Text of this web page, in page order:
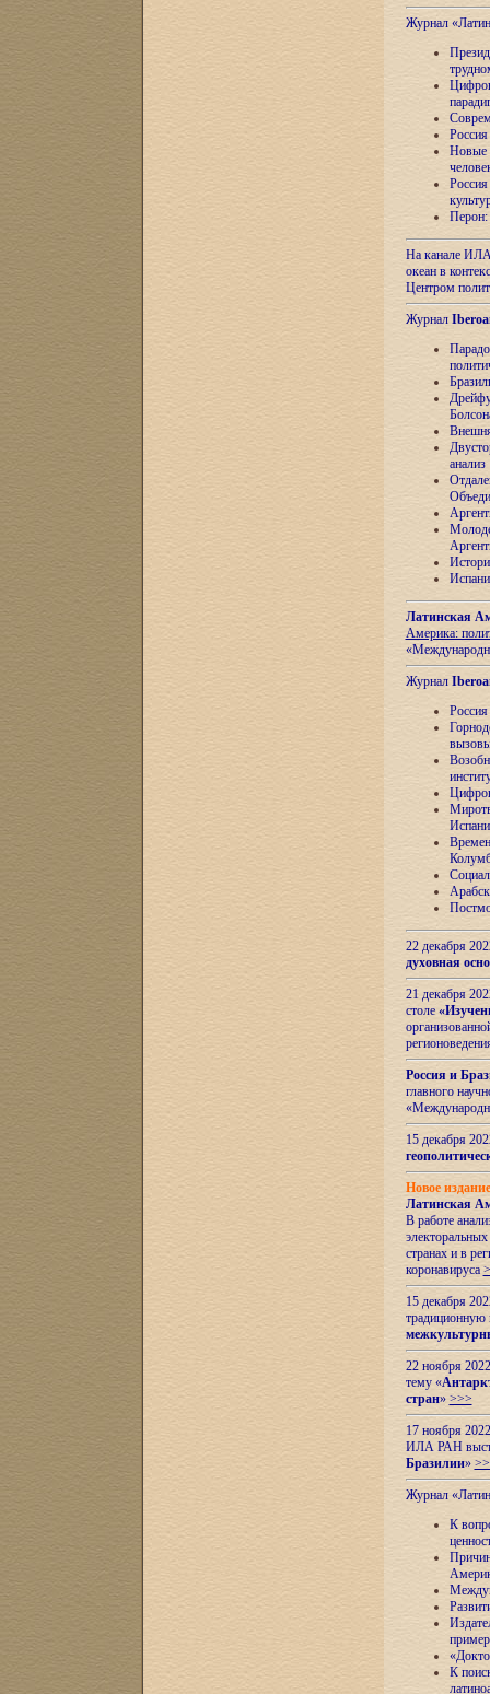
Журнал
Новые
Перон:
На канале
океан в
Центром
Журнал
анализ
Латинская
Америка:
Журнал
22 декабря
духовная
21 декабря
столе
Россия и
главного
15 декабря
Новое
Латинская
В работе
странах и в
коронавируса
15 декабря
22 ноября
тему «
стран» >>>
17 ноября
ИЛА РАН
Бразилии»
Журнал
К
К